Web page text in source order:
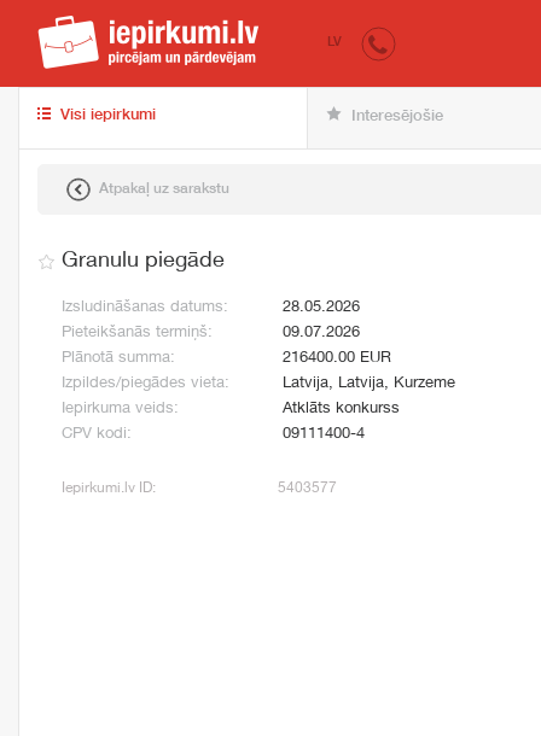
iepirkumi.lv
LV
Visi iepirkumi Interesējošie
Atpakaļ uz sarakstu
Granulu piegāde
Izsludināšanas datums:
28.05.2026
Pieteikšanās termiņš:
09.07.2026
Plānotā summa:
216400.00 EUR
Izpildes/piegādes vieta:
Latvija, Latvija, Kurzeme
Iepirkuma veids:
Atklāts konkurss
CPV kodi:
09111400-4
Iepirkumi.lv ID: 5403577